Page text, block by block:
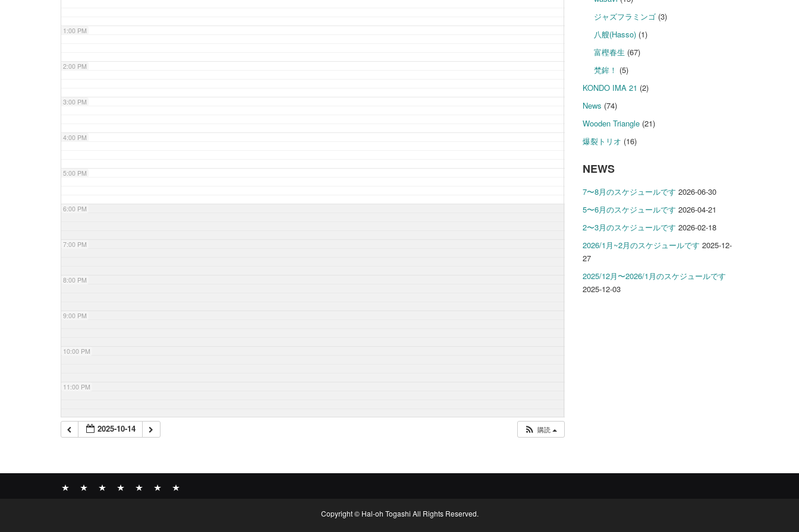
1:00 PM
2:00 PM
3:00 PM
4:00 PM
5:00 PM
6:00 PM
7:00 PM
8:00 PM
9:00 PM
10:00 PM
11:00 PM
2025-10-14 購読
ジャズフラミンゴ (3)
八艘(Hasso) (1)
富樫春生 (67)
梵鉾！ (5)
KONDO IMA 21 (2)
News (74)
Wooden Triangle(21)
爆裂トリオ (16)
NEWS
7〜8月のスケジュールです 2026-06-30
5〜6月のスケジュールです 2026-04-21
2〜3月のスケジュールです 2026-02-18
2026/1月~2月のスケジュールです 2025-12-
27
2025/12月〜2026/1月のスケジュールです
2025-12-03
Copyright © Hal-oh Togashi All Rights Reserved.